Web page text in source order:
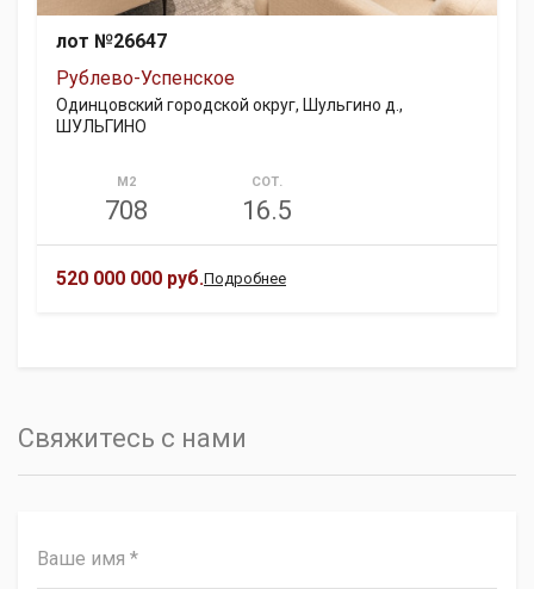
лот №26647
Рублево-Успенское
Одинцовский городской округ, Шульгино д.,
ШУЛЬГИНО
М2
708
СОТ.
16.5
520 000 000 руб.Подробнее
Свяжитесь с нами